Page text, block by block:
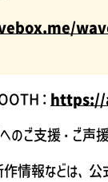
： https://
ご支援・ご声援
報などは、公式